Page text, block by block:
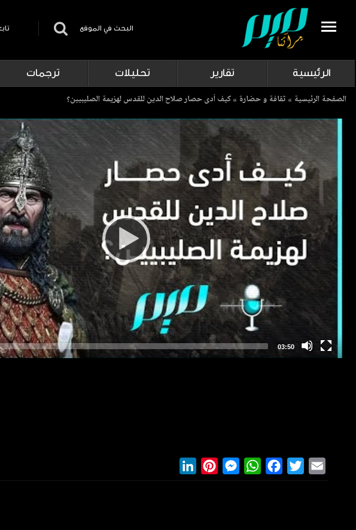
البحث في الموقع
الرئيسية تقارير تحليلات ترجمات
Breadcrumb
الصفحة الرئيسية ثقافة و حضارة كيف أدى حصار صلاح الدين للقدس لهزيمة الصليبيين؟
LinkedInPinterestMessengerWhatsAppFacebook
Twitter